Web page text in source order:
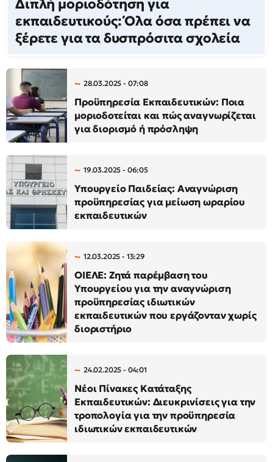
Διπλή μοριοδότηση για
εκπαιδευτικούς: Όλα όσα πρέπει να
ξέρετε για τα δυσπρόσιτα σχολεία
28.03.2025 - 07:08
Προϋπηρεσία Εκπαιδευτικών: Ποια
μοριοδοτείται και πώς αναγνωρίζεται
για διορισμό ή πρόσληψη
19.03.2025 - 06:05
Υπουργείο Παιδείας: Αναγνώριση
προϋπηρεσίας για μείωση ωραρίου
εκπαιδευτικών
12.03.2025 - 13:29
ΟΙΕΛΕ: Ζητά παρέμβαση του
Υπουργείου για την αναγνώριση
προϋπηρεσίας ιδιωτικών
εκπαιδευτικών που εργάζονταν χωρίς
διοριστήριο
24.02.2025 - 04:01
Νέοι Πίνακες Κατάταξης
Εκπαιδευτικών: Διευκρινίσεις για την
τροπολογία για την προϋπηρεσία
ιδιωτικών εκπαιδευτικών